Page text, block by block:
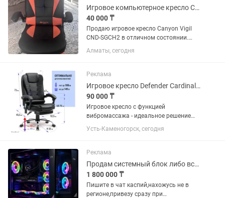
Игровое компьютерное кресло Canyon Gaming
40 000 ₸
Продаю игровое кресло Canyon Vigil
CND-SGCH2 в отличном состоянии.
Характеристики: - Кресло покрыто
высококачественной экокожей. Она
повреждениям и приятна на ощупь; -...
Алматы, сегодня
Реклама
Игровое кресло Defender Cardinal 64315, черный с Массажем
90 000 ₸
Игровое кресло с функцией
вибромассажа - идеальное решение
для тех, кто хочет получить максимум
комфорта и релаксации во время игры.
комфортности поможет расслабить...
Усть-Каменогорск, сегодня
Реклама
Продам системный блок либо все и сразу
1 800 000 ₸
Пишите в чат каспий,нахожусь не в
регионе,привезу сразу при